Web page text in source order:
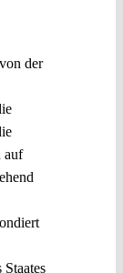
der
auf